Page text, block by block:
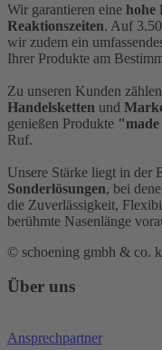
Wir garantieren eine hohe
Reaktionszeiten. Auf
wir zudem ein
Ihrer Produkte am
Zu unseren Kunden
Handelsketten und
genießen Produkte
Ruf.
Unsere Stärke liegt in der
Sonderlösungen, bei
die Zuverlässigkeit,
berühmte Nasenlänge
© schoening gmbh & co.
Über uns
Ansprechpartner